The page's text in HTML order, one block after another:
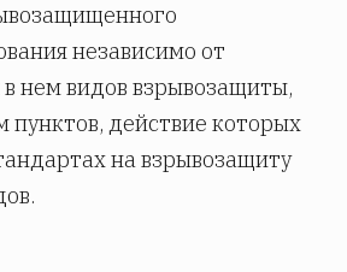
независимо от
нем видов взрывозащиты,
пунктов, действие которых
на взрывозащиту